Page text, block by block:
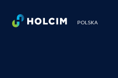
POLSKA